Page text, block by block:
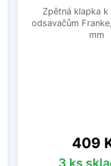
Zpětná klapka k
odsavačům
mm
Cena
409
3 ks